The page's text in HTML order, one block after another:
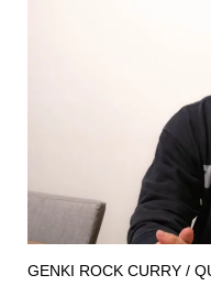
GENKI ROCK CURRY /